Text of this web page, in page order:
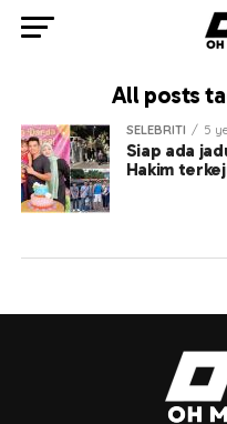
All posts
SELEBRITI 5
Siap ada
Hakim